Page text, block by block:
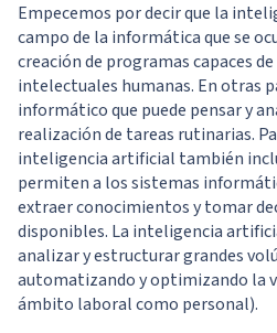
Empecemos por decir que la
campo de la informática que se
creación de programas capaces
intelectuales humanas. En otras
informático que puede pensar y
realización de tareas rutinarias.
inteligencia artificial también
permiten a los sistemas
extraer conocimientos y tomar
disponibles. La inteligencia
analizar y estructurar grandes
automatizando y optimizando la
ámbito laboral como personal).